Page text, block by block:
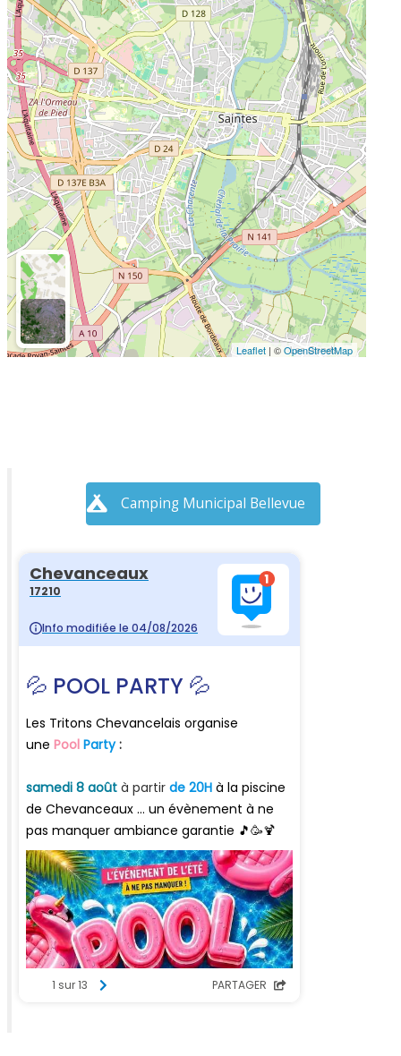
Leaflet| ©OpenStreetMap
Camping Municipal Bellevue